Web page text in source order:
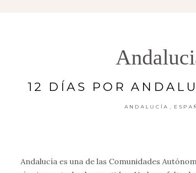
12 DÍAS POR
ANDALUCÍA
Andalucía es una de las Comunidades